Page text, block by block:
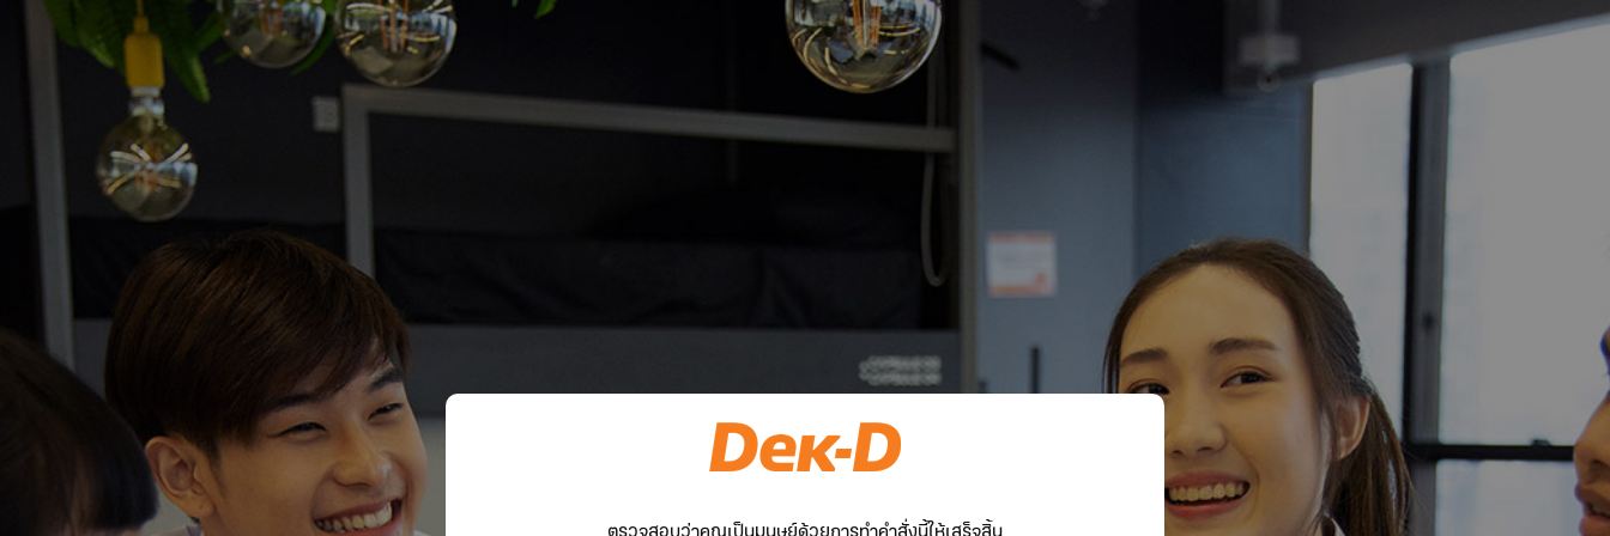
ตรวจสอบว่าคุณเป็นมนุษย์ด้วยการทำคำสั่งนี้ให้เสร็จสิ้น